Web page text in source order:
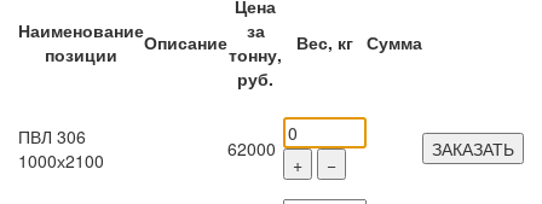
Наименование
позиции
Описание
Цена
за
тонну,
руб.
Вес, кг Сумма
ПВЛ 306
1000х2100
62000
+ −
ЗАКАЗАТЬ